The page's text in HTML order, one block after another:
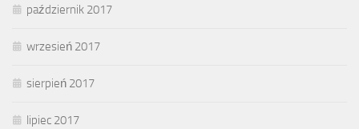
październik 2017
wrzesień 2017
sierpień 2017
lipiec 2017